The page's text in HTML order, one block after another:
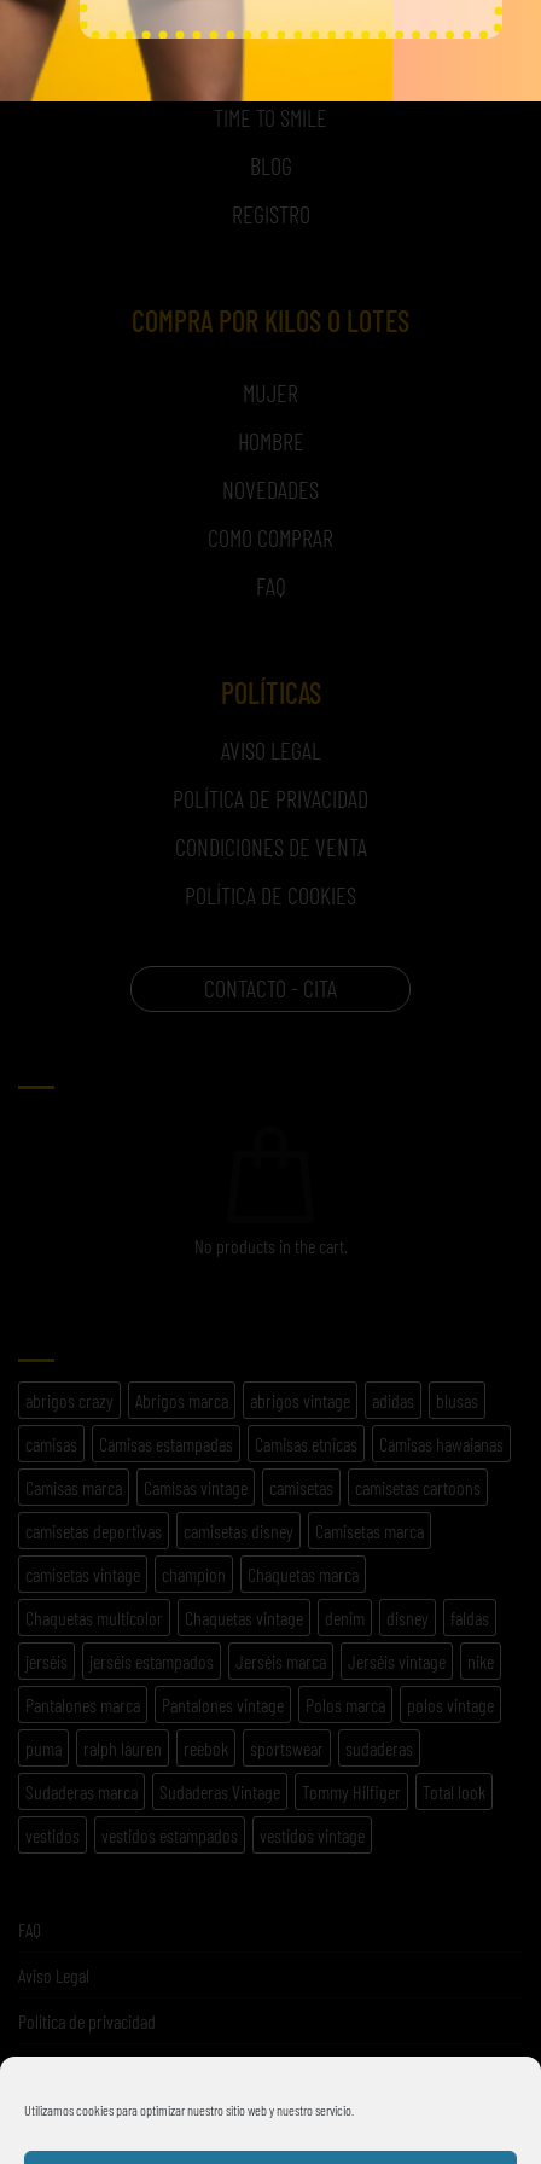
Utilizamos cookies para optimizar nuestro sitio web y nuestro servicio.
TIME TO SMILE
BLOG
REGISTRO
COMPRA POR KILOS O LOTES
MUJER
HOMBRE
NOVEDADES
COMO COMPRAR
FAQ
POLÍTICAS
AVISO LEGAL
POLÍTICA DE PRIVACIDAD
CONDICIONES DE VENTA
POLÍTICA DE COOKIES
CONTACTO - CITA
No products in the cart.
abrigos crazy Abrigos marca abrigos vintage adidas
blusas
camisas
Camisas estampadas Camisas etnicas
Camisas hawaianas
Camisas marca
Camisas vintage camisetas
camisetas cartoons
camisetas deportivas
camisetas disney
Camisetas marca
camisetas vintage
champion
Chaquetas marca
Chaquetas multicolor
Chaquetas vintage denim disney
faldas
jerséis
jerséis estampados Jerséis marca Jerséis vintage
nike
Pantalones marca
Pantalones vintage Polos marca
polos vintage
puma
ralph lauren reebok sportswear
sudaderas
Sudaderas marca
Sudaderas Vintage Tommy Hilfiger
Total look
vestidos
vestidos estampados vestidos vintage
FAQ
Aviso Legal
Politica de privacidad